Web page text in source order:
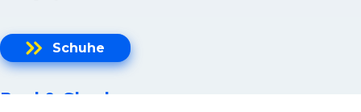
Schuhe
Paul & Shark